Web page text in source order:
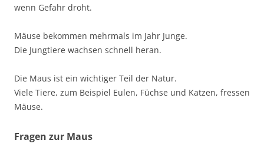
wenn Gefahr droht.
Mäuse bekommen mehrmals im Jahr Junge.
Die Jungtiere wachsen schnell heran.
Die Maus ist ein wichtiger Teil der Natur.
Viele Tiere, zum Beispiel Eulen, Füchse und Katzen, fressen
Mäuse.
Fragen zur Maus